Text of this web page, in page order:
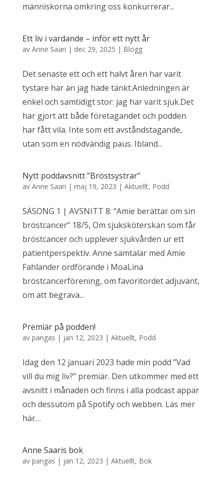
människorna omkring oss konkurrerar...
Ett liv i vardande – inför ett nytt år
av Anne Saari | dec 29, 2025 | Blogg
Det senaste ett och ett halvt åren har varit
tystare här än jag hade tänkt.Anledningen är
enkel och samtidigt stor: jag har varit sjuk.Det
har gjort att både företagandet och podden
har fått vila. Inte som ett avståndstagande,
utan som en nödvändig paus. Ibland...
Nytt poddavsnitt ”Bröstsystrar”
av Anne Saari | maj 19, 2023 | Aktuellt, Podd
SÄSONG 1 | AVSNITT 8: “Amie berättar om sin
bröstcancer” 18/5, Om sjuksköterskan som får
bröstcancer och upplever sjukvården ur ett
patientperspektiv. Anne samtalar med Amie
Fahlander ordförande i MoaLina
bröstcancerförening, om favoritordet adjuvant,
om att begrava...
Premiär på podden!
av pangas | jan 12, 2023 | Aktuellt, Podd
Idag den 12 januari 2023 hade min podd ”Vad
vill du mig liv?” premiär. Den utkommer med ett
avsnitt i månaden och finns i alla podcast appar
och dessutom på Spotify och webben. Läs mer
här…
Anne Saaris bok
av pangas | jan 12, 2023 | Aktuellt, Bok